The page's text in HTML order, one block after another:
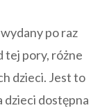
po raz
tej pory, różne
dzieci. Jest to
dzieci dostępna